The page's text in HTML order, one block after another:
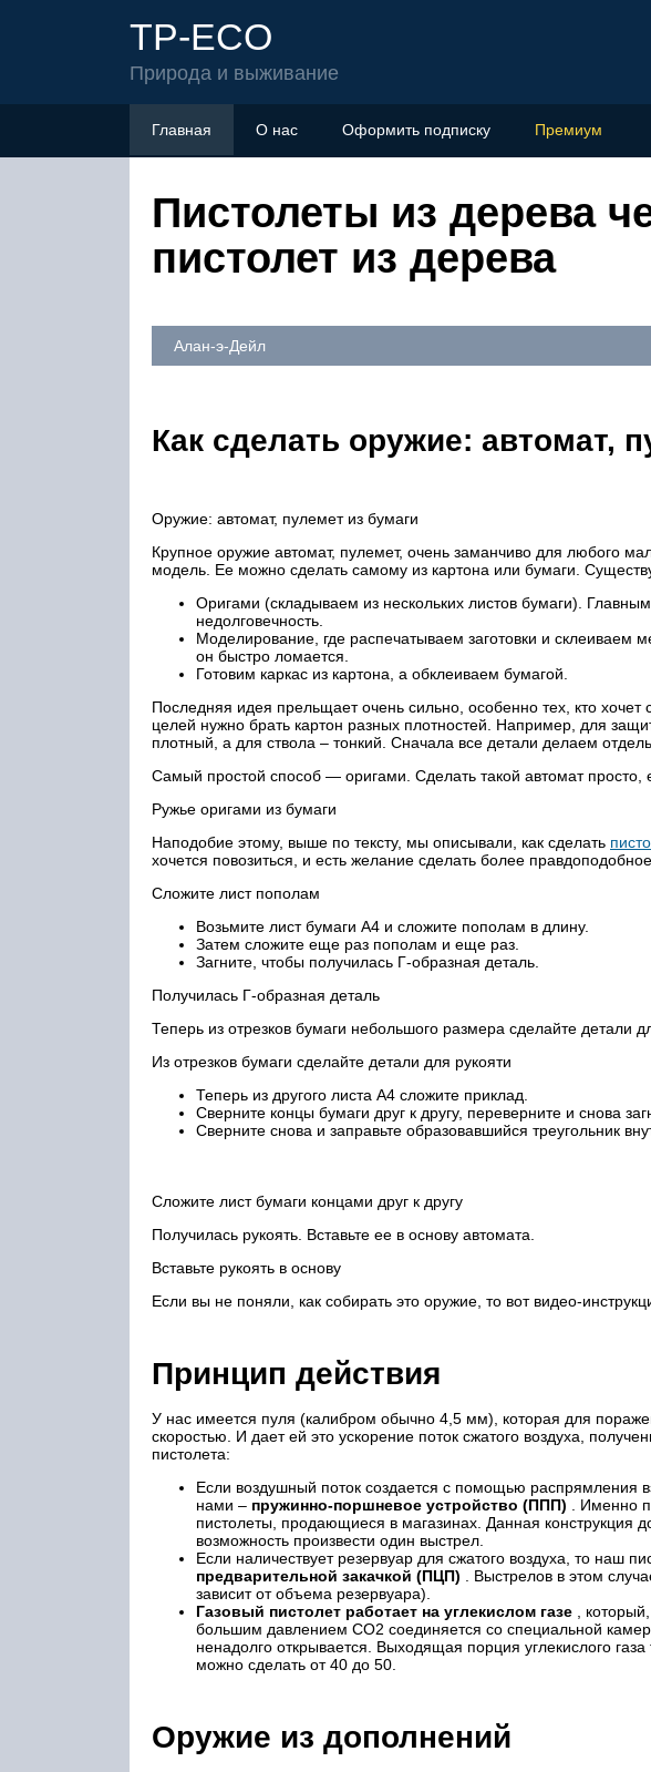
TP-ECO
Природа и выживание
Главная О нас Оформить подписку Премиум
Пистолеты из дерева
пистолет из дерева
Алан-э-Дейл
Как сделать оружие: автомат,
Оружие: автомат, пулемет из бумаги
Крупное оружие автомат, пулемет, очень заманчиво для любого
модель. Ее можно сделать самому из картона или бумаги.
Оригами (складываем из нескольких листов бумаги).
недолговечность.
Моделирование, где распечатываем заготовки и склеиваем
он быстро ломается.
Готовим каркас из картона, а обклеиваем бумагой.
Последняя идея прельщает очень сильно, особенно тех, кто
целей нужно брать картон разных плотностей. Например, для
плотный, а для ствола – тонкий. Сначала все детали делаем
Самый простой способ — оригами. Сделать такой автомат просто,
Ружье оригами из бумаги
Наподобие этому, выше по тексту, мы описывали, как сделать
хочется повозиться, и есть желание сделать более
Сложите лист пополам
Возьмите лист бумаги А4 и сложите пополам в длину.
Затем сложите еще раз пополам и еще раз.
Загните, чтобы получилась Г-образная деталь.
Получилась Г-образная деталь
Теперь из отрезков бумаги небольшого размера сделайте детали
Из отрезков бумаги сделайте детали для рукояти
Теперь из другого листа А4 сложите приклад.
Сверните концы бумаги друг к другу, переверните и снова
Сверните снова и заправьте образовавшийся треугольник
Сложите лист бумаги концами друг к другу
Получилась рукоять. Вставьте ее в основу автомата.
Вставьте рукоять в основу
Если вы не поняли, как собирать это оружие, то вот видео-
Принцип действия
У нас имеется пуля (калибром обычно 4,5 мм), которая для
скоростью. И дает ей это ускорение поток сжатого воздуха,
пистолета:
Если воздушный поток создается с помощью распрямления
нами – пружинно-поршневое устройство (ППП) . Именно
пистолеты, продающиеся в магазинах. Данная конструкция
возможность произвести один выстрел.
Если наличествует резервуар для сжатого воздуха, то наш
предварительной закачкой (ПЦП) . Выстрелов в этом
зависит от объема резервуара).
Газовый пистолет работает на углекислом газе ,
большим давлением СО2 соединяется со специальной
ненадолго открывается. Выходящая порция углекислого
можно сделать от 40 до 50.
Оружие из дополнений